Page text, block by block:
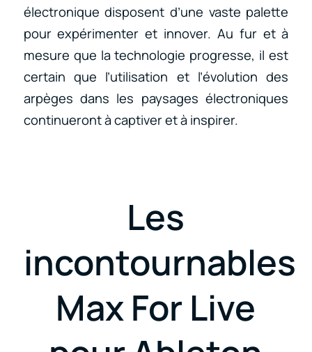
électronique disposent d’une vaste palette
pour expérimenter et innover. Au fur et à
mesure que la technologie progresse, il est
certain que l’utilisation et l’évolution des
arpèges dans les paysages électroniques
continueront à captiver et à inspirer.
Les
incontournables
Max For Live